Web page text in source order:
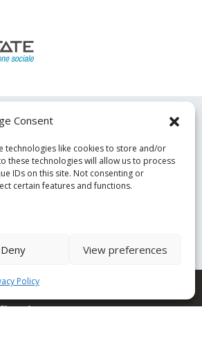
Consent
technologies like cookies to store and/or
these technologies will allow us to process
IDs on this site. Not consenting or
certain features and functions.
Deny View preferences
Policy
Condor.
hours